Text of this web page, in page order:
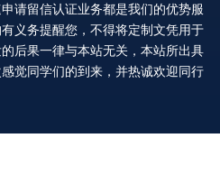
请留信认证业务都是我们的优势服
义务提醒您，不得将定制文凭用于
后果一律与本站无关，本站所出具
觉同学们的到来，并热诚欢迎同行